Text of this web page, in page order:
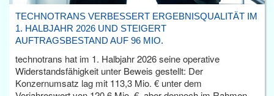
TECHNOTRANS VERBESSERT ERGEBNISQUALITÄT IM
1. HALBJAHR 2026 UND STEIGERT
AUFTRAGSBESTAND AUF 96 MIO.
technotrans hat im 1. Halbjahr 2026 seine operative
Widerstandsfähigkeit unter Beweis gestellt: Der
Konzernumsatz lag mit 113,3 Mio. € unter dem